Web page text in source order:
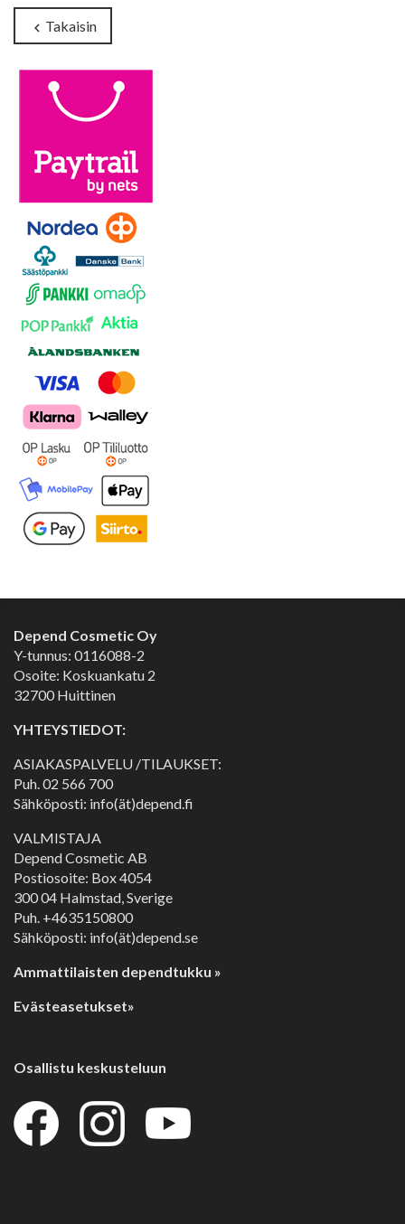
chevron_left Takaisin
Depend Cosmetic Oy
Y-tunnus: 0116088-2
Osoite: Koskuankatu 2
32700 Huittinen
YHTEYSTIEDOT:
ASIAKASPALVELU /TILAUKSET:
Puh.02 566 700
Sähköposti: info(ät)depend.fi
VALMISTAJA
Depend Cosmetic AB
Postiosoite: Box 4054
300 04 Halmstad, Sverige
Puh. +4635150800
Sähköposti: info(ät)depend.se
Ammattilaisten dependtukku »
Evästeasetukset»
Osallistu keskusteluun